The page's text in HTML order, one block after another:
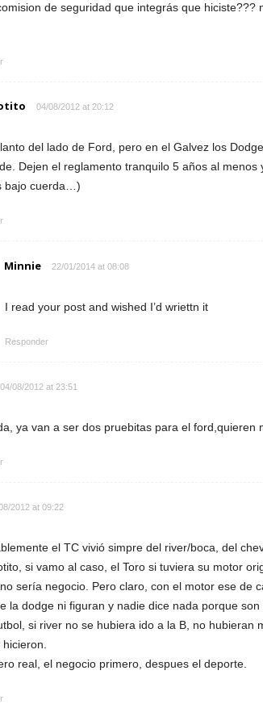
de seguridad que integrás que hiciste???
04/08/2012 at 20:12
del lado de Ford, pero en el Galvez los
Dejen el reglamento tranquilo 5 años al menos
bajo cuerda…)
Minnie 22/01/2014 at 08:08
I read your post and wished I’d wriettn it
Responder
04/08/2012 at 23:51
ya van a ser dos pruebitas para el ford,quieren
2012 at 09:22
el TC vivió simpre del river/boca, del
si vamo al caso, el Toro si tuviera su motor
sería negocio. Pero claro, con el motor ese de
la dodge ni figuran y nadie dice nada porque
si river no se hubiera ido a la B, no hubieran
real, el negocio primero, despues el deporte.